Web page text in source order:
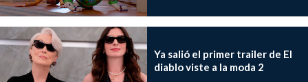
Ya salió el primer trailer de El
diablo viste a la moda 2